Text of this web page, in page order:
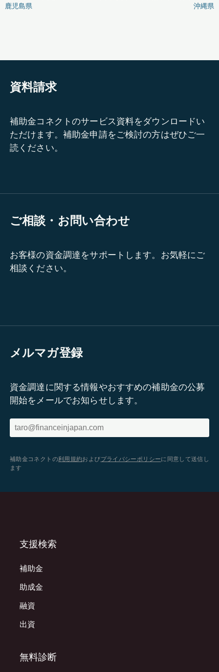
鹿児島県
沖縄県
資料請求
補助金コネクトのサービス資料をダウンロードい
ただけます。補助金申請をご検討の方はぜひご一
読ください。
ご相談・お問い合わせ
お客様の資金調達をサポートします。お気軽にご
相談ください。
メルマガ登録
資金調達に関する情報やおすすめの補助金の公募
開始をメールでお知らせします。
補助金コネクトの利用規約およびプライバシーポリシーに同意して送信し
ます
支援検索
補助金
助成金
融資
出資
無料診断